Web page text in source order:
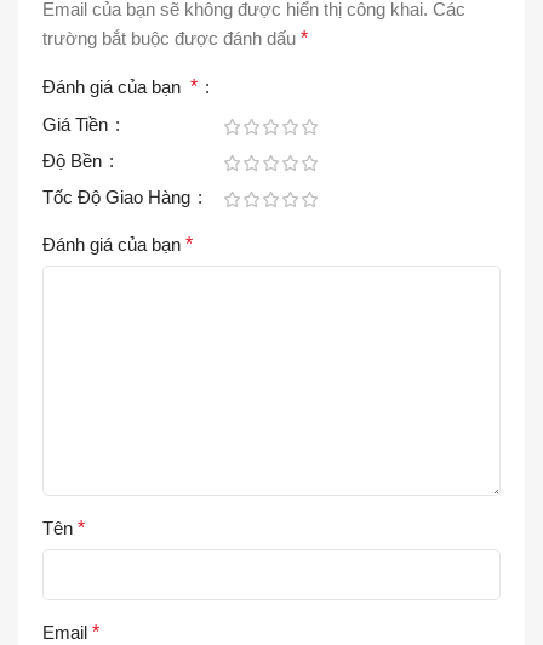
Email của bạn sẽ không được hiển thị công khai. Các
trường bắt buộc được đánh dấu *
Đánh giá của bạn *
Giá Tiền
Độ Bền
Tốc Độ Giao Hàng
Đánh giá của bạn *
Tên *
Email *